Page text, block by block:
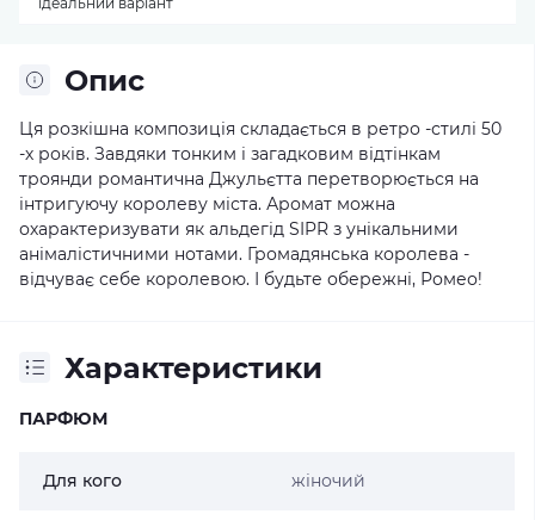
Опис
Ця розкішна композиція складається в ретро -стилі 50
-х років. Завдяки тонким і загадковим відтінкам
троянди романтична Джульєтта перетворюється на
інтригуючу королеву міста. Аромат можна
охарактеризувати як альдегід SIPR з унікальними
анімалістичними нотами. Громадянська королева -
відчуває себе королевою. І будьте обережні, Ромео!
Характеристики
ПАРФЮМ
Для кого жіночий